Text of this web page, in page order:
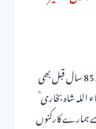
تحریک آزادی کشمیر کے لیے ہم نے آج سے 85 سال قبل بھی
شاہ بخاری
ہمارے کارکنوں